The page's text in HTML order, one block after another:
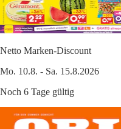
Netto Marken-Discount
Mo. 10.8. - Sa. 15.8.2026
Noch 6 Tage gültig